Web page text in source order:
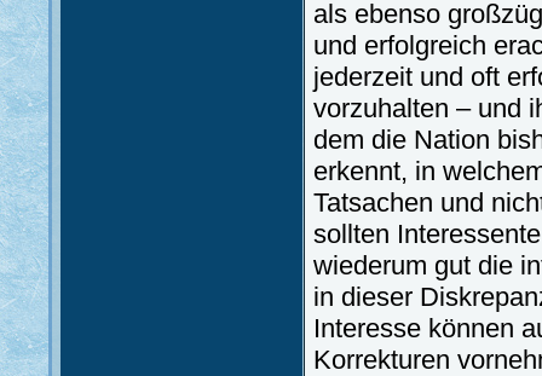
als ebenso
und erfolgreich
jederzeit und oft
vorzuhalten – und
dem die Nation
erkennt, in
Tatsachen und
sollten
wiederum gut die
in dieser
Interesse können
Korrekturen